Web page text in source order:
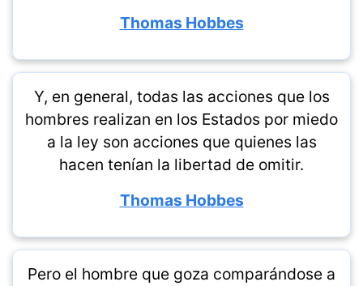
Thomas Hobbes
Y, en general, todas las acciones que los
hombres realizan en los Estados por miedo
a la ley son acciones que quienes las
hacen tenían la libertad de omitir.
Thomas Hobbes
Pero el hombre que goza comparándose a